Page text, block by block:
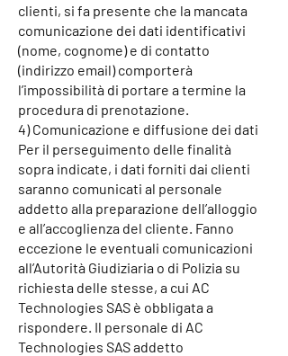
clienti, si fa presente che la mancata
comunicazione dei dati identificativi
(nome, cognome) e di contatto
(indirizzo email) comporterà
l’impossibilità di portare a termine la
procedura di prenotazione.
4) Comunicazione e diffusione dei dati
Per il perseguimento delle finalità
sopra indicate, i dati forniti dai clienti
saranno comunicati al personale
addetto alla preparazione dell’alloggio
e all’accoglienza del cliente. Fanno
eccezione le eventuali comunicazioni
all’Autorità Giudiziaria o di Polizia su
richiesta delle stesse, a cui AC
Technologies SAS è obbligata a
rispondere. Il personale di AC
Technologies SAS addetto